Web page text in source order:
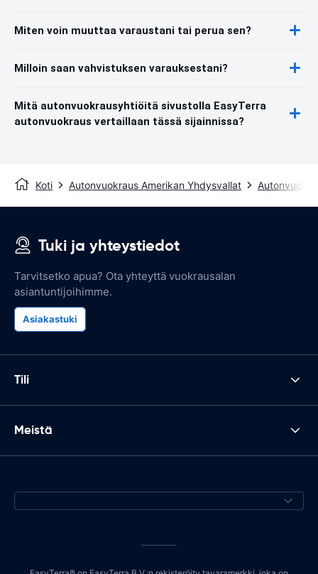
Miten voin muuttaa varaustani tai perua sen?
Milloin saan vahvistuksen varauksestani?
Mitä autonvuokrausyhtiöitä sivustolla EasyTerra
autonvuokraus vertaillaan tässä sijainnissa?
Koti Autonvuokraus Amerikan Yhdysvallat
Tuki ja yhteystiedot
Tarvitsetko apua? Ota yhteyttä vuokrausalan
asiantuntijoihimme.
Asiakastuki
Tili
Meistä